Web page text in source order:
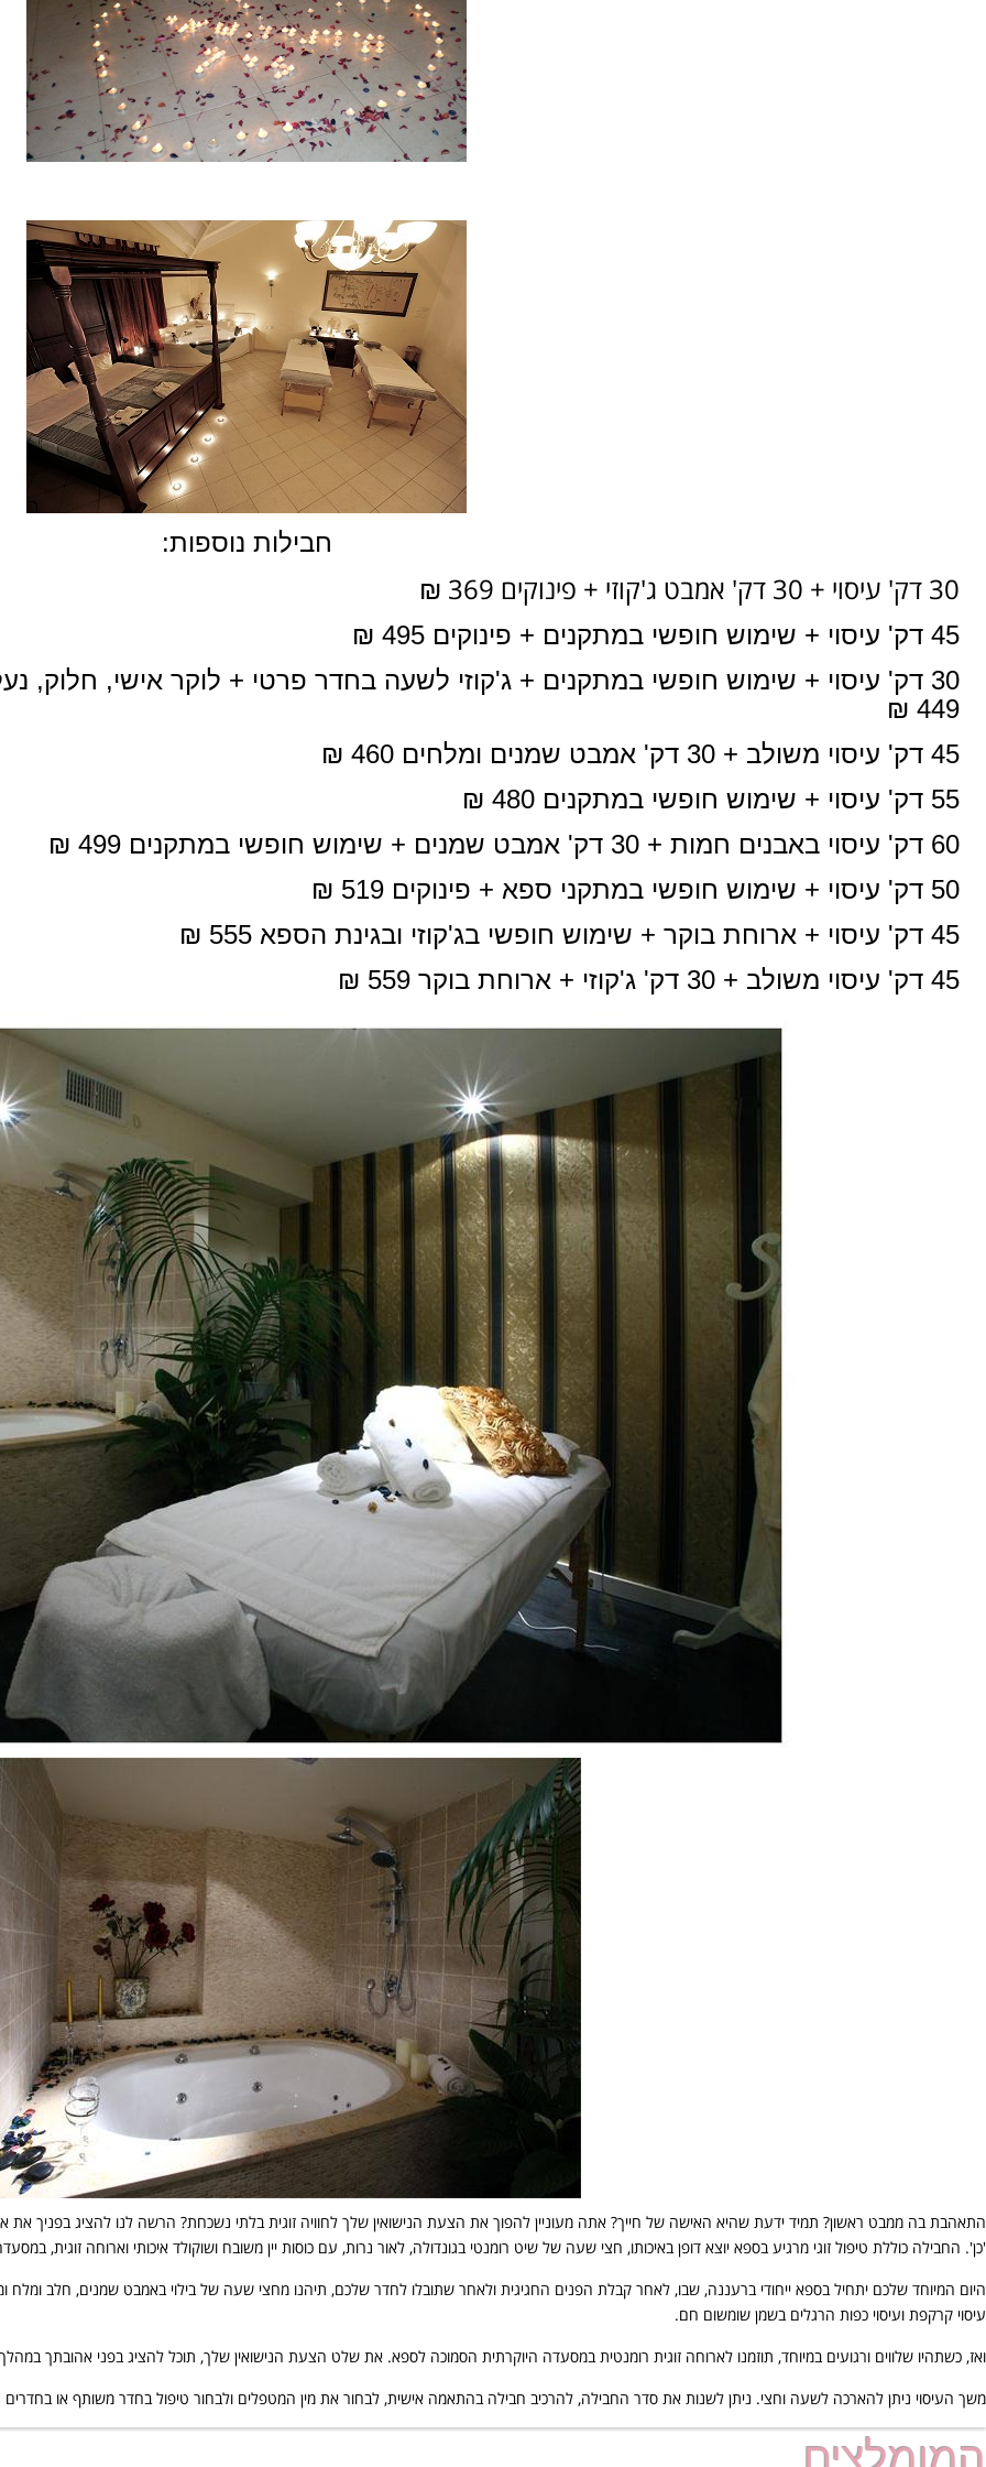
חבילות נוספות:
30 דק' עיסוי + 30 דק' אמבט ג'קוזי + פינוקים 369
₪
45 דק' עיסוי + שימוש חופשי במתקנים + פינוקים 495 ₪
30 דק' עיסוי + שימוש חופשי במתקנים + ג'קוזי לשעה בחדר פרטי + לוקר אישי,
449 ₪
45 דק' עיסוי משולב + 30 דק' אמבט שמנים ומלחים 460 ₪
55 דק' עיסוי + שימוש חופשי במתקנים 480 ₪
60 דק' עיסוי באבנים חמות + 30 דק' אמבט שמנים + שימוש חופשי במתקנים 499 ₪
50 דק' עיסוי + שימוש חופשי במתקני ספא + פינוקים 519 ₪
45 דק' עיסוי + ארוחת בוקר + שימוש חופשי בג'קוזי ובגינת הספא 555 ₪
45 דק' עיסוי משולב + 30 דק' ג'קוזי + ארוחת בוקר 559 ₪
התאהבת בה ממבט ראשון? תמיד ידעת שהיא האישה של חייך? אתה מעוניין להפוך את הצעת הנישואין שלך לחוויה זוגית בלתי נשכחת? הרשה לנו להציג בפניך את
'כן'. החבילה כוללת טיפול זוגי מרגיע בספא יוצא דופן באיכותו, חצי שעה של שיט רומנטי בגונדולה, לאור נרות, עם כוסות יין משובח ושוקולד איכותי וארוחה זוגית,
היום המיוחד שלכם יתחיל בספא ייחודי ברעננה, שבו, לאחר קבלת הפנים החגיגית ולאחר שתובלו לחדר שלכם, תיהנו מחצי שעה של בילוי באמבט שמנים, חלב ומלח
עיסוי קרקפת ועיסוי כפות הרגלים בשמן שומשום חם.
ואז, כשתהיו שלווים ורגועים במיוחד, תוזמנו לארוחה זוגית רומנטית במסעדה היוקרתית הסמוכה לספא. את שלט הצעת הנישואין שלך, תוכל להציג בפני אהובתך
משך העיסוי ניתן להארכה לשעה וחצי. ניתן לשנות את סדר החבילה, להרכיב חבילה בהתאמה אישית, לבחור את מין המטפלים ולבחור טיפול בחדר משותף או